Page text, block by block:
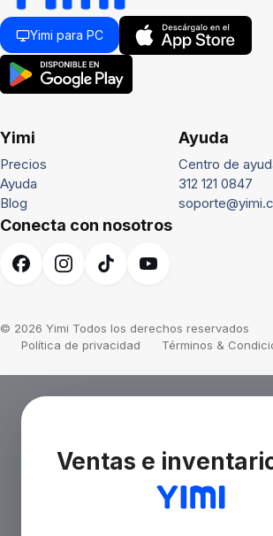
Yimi para PC
Yimi
Precios
Ayuda
Blog
Ayuda
Centro de
312 121 0847
Conecta con nosotros
© 2026 Yimi Todos los derechos reservados
Política de privacidad
Términos &
Ventas e